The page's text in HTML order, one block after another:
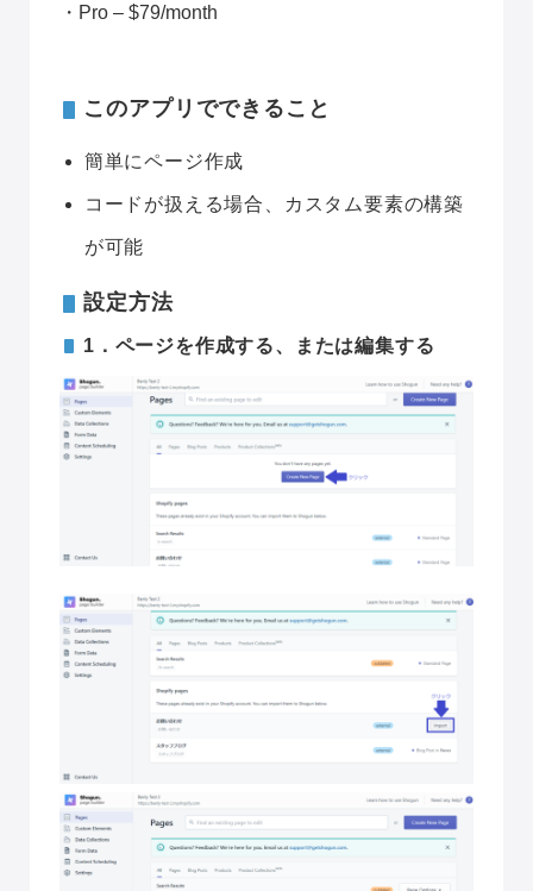
・Pro – $79/month
このアプリでできること
簡単にページ作成
コードが扱える場合、カスタム要素の構築
が可能
設定方法
1．ページを作成する、または編集する